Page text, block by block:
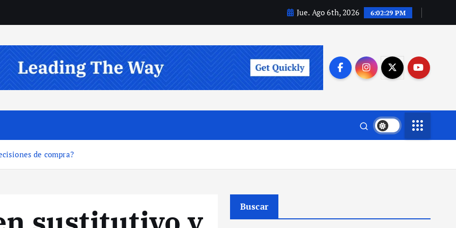
Jue. Ago 6th, 2026 6:02:30 PM
de compra?
Buscar